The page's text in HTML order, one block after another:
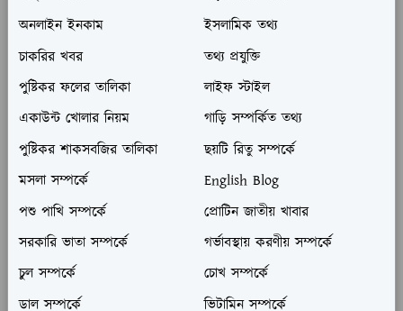
অনলাইন ইনকাম
ইসলামিক তথ্য
চাকরির খবর
তথ্য প্রযুক্তি
পুষ্টিকর ফলের তালিকা
লাইফ স্টাইল
একাউন্ট খোলার নিয়ম
গাড়ি সম্পর্কিত তথ্য
পুষ্টিকর শাকসবজির তালিকা
ছয়টি রিতু সম্পর্কে
মসলা সম্পর্কে
English Blog
পশু পাখি সম্পর্কে
প্রোটিন জাতীয় খাবার
সরকারি ভাতা সম্পর্কে
গর্ভাবস্থায় করণীয় সম্পর্কে
চুল সম্পর্কে
চোখ সম্পর্কে
ডাল সম্পর্কে
ভিটামিন সম্পর্কে